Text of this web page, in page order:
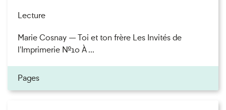
Lecture
Marie Cosnay — Toi et ton frère Les Invités de
l'Imprimerie n°10 À ...
Pages